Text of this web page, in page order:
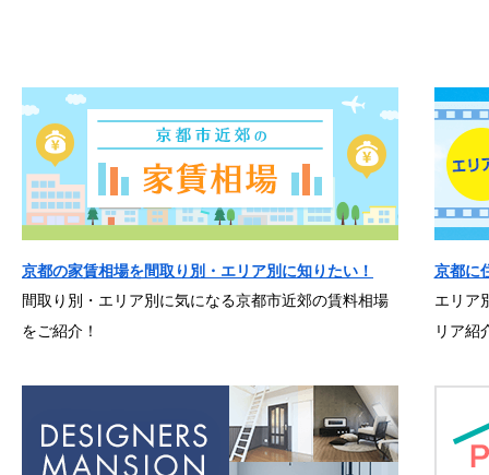
京都の家賃相場を間取り別・エリア別に知りたい！
間取り別・エリア別に気になる京都市近郊の賃料相場
をご紹介！
京都に
エリア
リア紹